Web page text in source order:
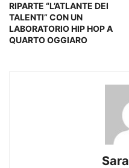
RIPARTE “L’ATLANTE DEI
TALENTI” CON UN
LABORATORIO HIP HOP A
QUARTO OGGIARO